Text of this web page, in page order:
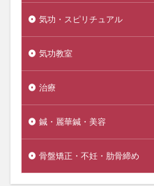
気功・スピリチュアル
気功教室
治療
鍼・麗華鍼・美容
骨盤矯正・不妊・肋骨締め